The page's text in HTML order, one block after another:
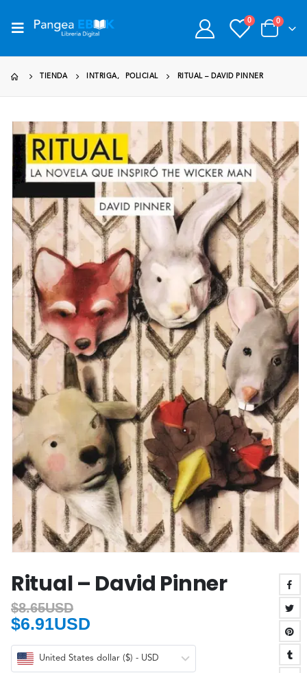
0 0
TIENDA INTRIGA, POLICIAL RITUAL – DAVID PINNER
Ritual – David Pinner
$8.65USD
$6.91USD
United States dollar ($) - USD